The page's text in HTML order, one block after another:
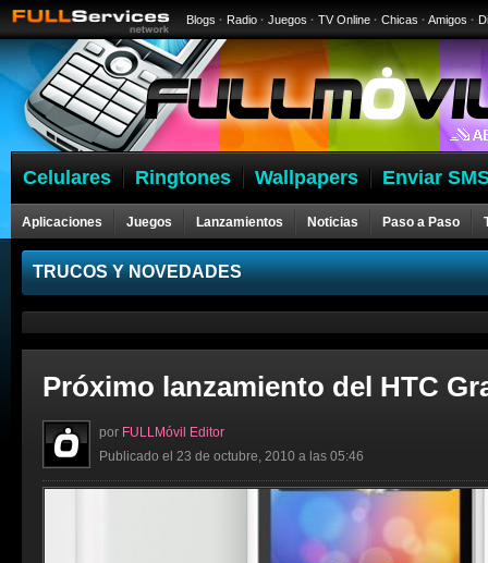
Blogs · Radio · Juegos · TV Online · Chicas · Amigos ·
Celulares Ringtones Wallpapers Enviar
Aplicaciones Juegos Lanzamientos Noticias Paso a Paso
Celulares
TRUCOS Y NOVEDADES
Próximo lanzamiento del HTC
por FULLMóvil Editor
Publicado el 23 de octubre, 2010 a las 05:46